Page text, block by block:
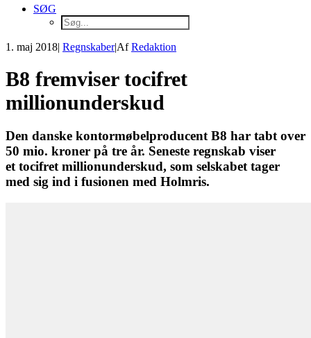
SØG
1. maj 2018| Regnskaber|AfRedaktion
B8 fremviser tocifret
millionunderskud
Den danske kontormøbelproducent B8 har tabt over
50 mio. kroner på tre år. Seneste regnskab viser
et tocifret millionunderskud, som selskabet tager
med sig ind i fusionen med Holmris.